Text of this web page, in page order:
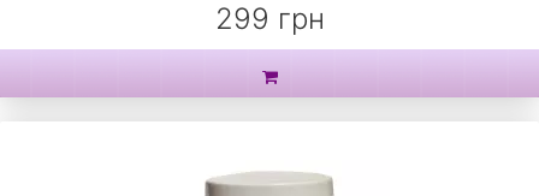
299 грн